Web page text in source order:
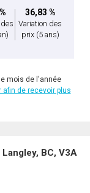
36,83 %
Variation des
prix (5 ans)
mois de l'année
de recevoir plus
BC, V3A